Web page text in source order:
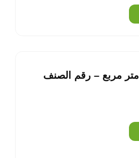
ورق جدران 16 متر مربع – رقم الصنف